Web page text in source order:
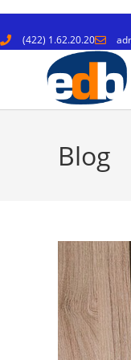
(422) 1.62.20.20
Blog